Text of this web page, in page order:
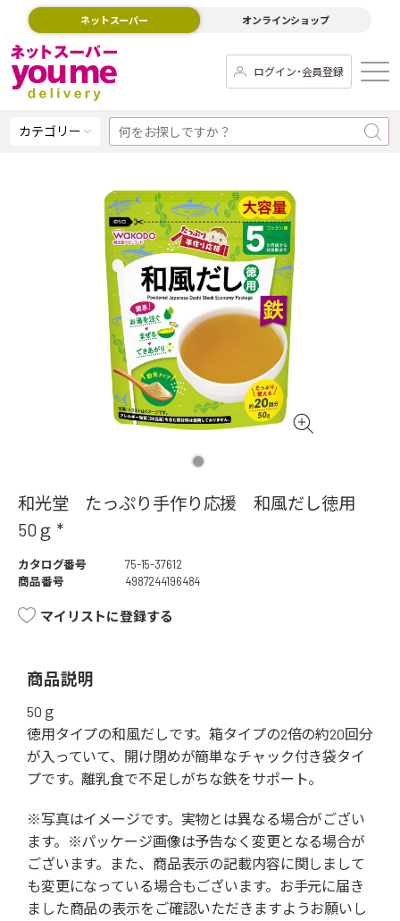
ネットスーパー オンラインショップ
ログイン･会員登録
カテゴリー
和光堂 たっぷり手作り応援 和風だし徳用
50ｇ *
カタログ番号
75-15-37612
商品番号
4987244196484
マイリストに登録する
商品説明
50ｇ
徳用タイプの和風だしです。箱タイプの2倍の約20回分
が入っていて、開け閉めが簡単なチャック付き袋タイ
プです。離乳食で不足しがちな鉄をサポート。
※写真はイメージです。実物とは異なる場合がござい
ます。※パッケージ画像は予告なく変更となる場合が
ございます。また、商品表示の記載内容に関しまして
も変更になっている場合もございます。お手元に届き
ました商品の表示をご確認いただきますようお願いし